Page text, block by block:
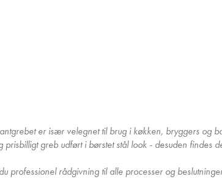
er især velegnet til brug i køkken, bryggers og
greb udført i børstet stål look - desuden findes
professionel rådgivning til alle processer og